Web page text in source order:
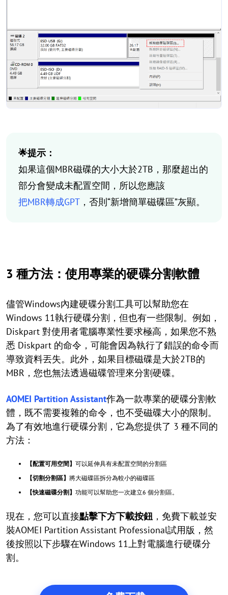
🌟提示：
如果這個MBR磁碟的大小大於2TB，那麼超出的
部分會變成未配置空間，所以您應該
把MBR轉成GPT ，否則“新增簡單磁碟區”灰顯。
3 種方法：使用專業的硬碟分割軟體
儘管Windows內建硬碟分割工具可以幫助您在
Windows 11執行硬碟分割，但也有一些限制。例如，
Diskpart 對使用者電腦專業性要求極高，如果您不熟
悉 Diskpart 的命令，可能會因為執行了錯誤的命令而
導致資料丟失。此外，如果目標磁碟是大於2TB的
MBR，您也無法透過磁碟管理來分割硬碟。
AOMEI Partition Assistant作為一款專業的硬碟分割軟
體，既不需要複雜的命令，也不受磁碟大小的限制。
為了有效地進行硬碟分割，它為您提供了 3 種不同的
方法：
【配置可用空間】 可以延伸具有未配置空間的分割區
【切割分割區】 將大磁碟區拆分為較小的磁碟區
【快速磁碟分割】 功能可以幫助您一次建立6 個分割區。
現在，您可以直接點擊下方下載按鈕 ，免費下載並安
裝AOMEI Partition Assistant Professional試用版，然
後按照以下步驟在Windows 11上對電腦進行硬碟分
割。